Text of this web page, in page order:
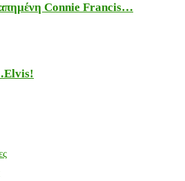
Connie Francis…